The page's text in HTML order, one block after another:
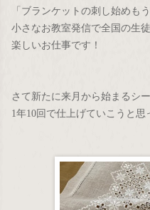
「ブランケットの刺し始めも
小さなお教室発信で全国の生
楽しいお仕事です！
さて新たに来月から始まるシ
1年10回で仕上げていこうと思
出来上がり